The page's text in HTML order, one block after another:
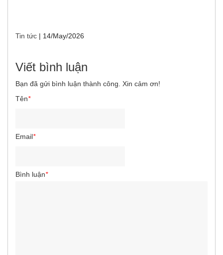
Tin tức | 14/May/2026
Viết bình luận
Bạn đã gửi bình luận thành công. Xin cảm ơn!
Tên*
Email*
Bình luận*